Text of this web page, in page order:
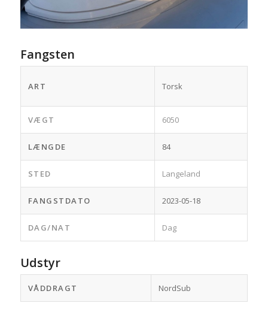
Fangsten
ART Torsk
VÆGT 6050
LÆNGDE 84
STED Langeland
FANGSTDATO 2023-05-18
DAG/NAT Dag
Udstyr
VÅDDRAGT NordSub